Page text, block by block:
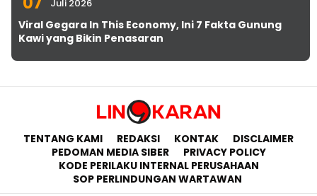
Juli 2026
Viral Gegara In This Economy, Ini 7 Fakta Gunung
Kawi yang Bikin Penasaran
TENTANG KAMI REDAKSI KONTAK
DISCLAIMER
PEDOMAN MEDIA SIBER
PRIVACY POLICY
KODE PERILAKU INTERNAL PERUSAHAAN
SOP PERLINDUNGAN WARTAWAN